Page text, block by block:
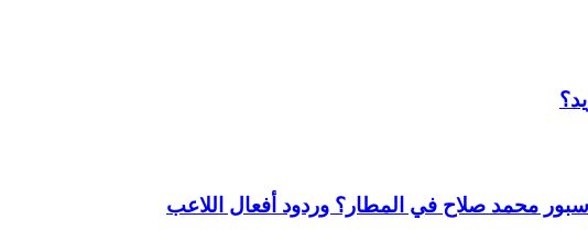
محمد صلاح في المطار؟ وردود أفعال اللاعب